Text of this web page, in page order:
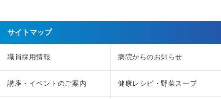
サイトマップ
職員採用情報 病院からのお知らせ
講座・イベントのご案内 健康レシピ・野菜スープ